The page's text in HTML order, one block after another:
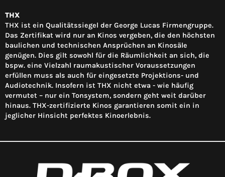
THX
THX ist ein Qualitätssiegel der George Lucas Firmengruppe.
Das Zertifikat wird nur an Kinos vergeben, die den höchsten
baulichen und technischen Ansprüchen an Kinosäle
genügen. Dies gilt sowohl für die Räumlichkeit an sich, die
bspw. eine Vielzahl raumakustischer Voraussetzungen
erfüllen muss als auch für eingesetzte Projektions- und
Audiotechnik. Insofern ist THX nicht etwa - wie häufig
vermutet – nur ein Tonsystem, sondern geht weit darüber
hinaus. THX-zertifizierte Kinos garantieren somit ein in
jeglicher Hinsicht perfektes Kinoerlebnis.